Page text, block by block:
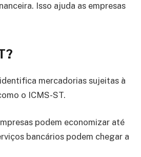
Isso ajuda as empresas
mercadorias sujeitas à
o ICMS-ST.
podem economizar até
bancários podem chegar a